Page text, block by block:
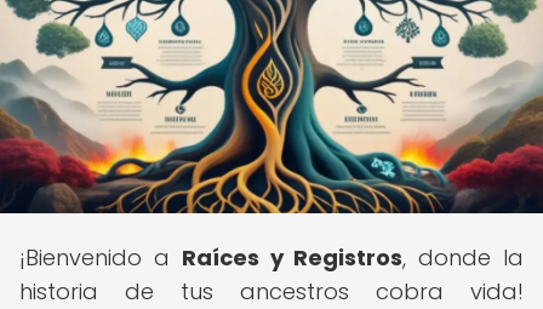
¡Bienvenido a Raíces y Registros, donde la
historia de tus ancestros cobra vida!